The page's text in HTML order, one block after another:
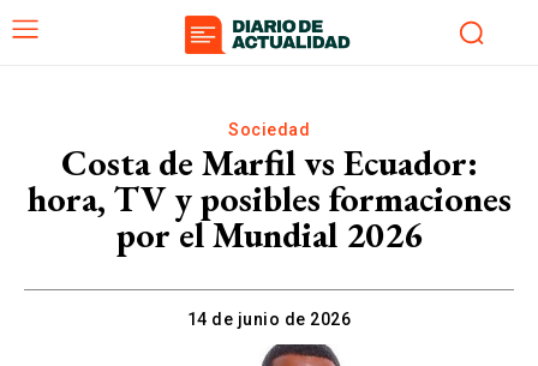
Sociedad
Costa de Marfil vs Ecuador:
hora, TV y posibles formaciones
por el Mundial 2026
14 de junio de 2026